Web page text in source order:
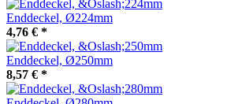
Enddeckel, Ø224mm
4,76 € *
Enddeckel, Ø250mm
8,57 € *